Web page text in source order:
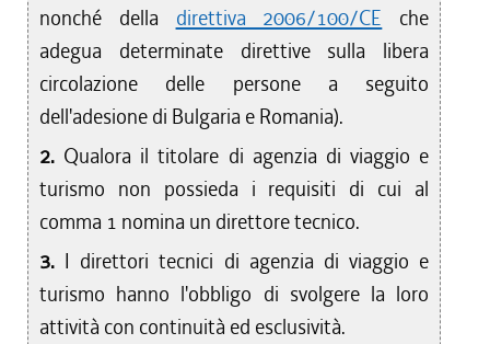
nonché della direttiva 2006/100/CE che
adegua determinate direttive sulla libera
circolazione delle persone a seguito
dell'adesione di Bulgaria e Romania).
2. Qualora il titolare di agenzia di viaggio e
turismo non possieda i requisiti di cui al
comma 1 nomina un direttore tecnico.
3. I direttori tecnici di agenzia di viaggio e
turismo hanno l'obbligo di svolgere la loro
attività con continuità ed esclusività.